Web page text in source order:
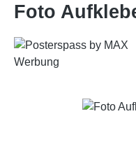
Foto
Bildergalerie